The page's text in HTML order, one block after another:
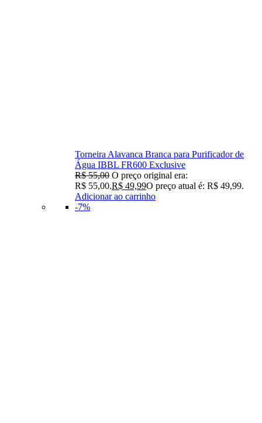
Torneira Alavanca Branca para Purificador de
Água IBBL FR600 Exclusive
R$55,00 O preço original era:
R$ 55,00.R$ 49,99O preço atual é: R$ 49,99.
Adicionar ao carrinho
-7%